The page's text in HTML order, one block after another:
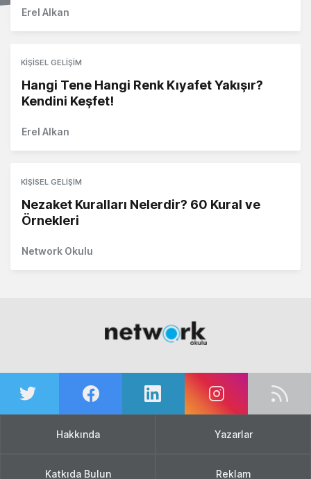
Erel Alkan
KIŞISEL GELIŞIM
Hangi Tene Hangi Renk Kıyafet Yakışır?
Kendini Keşfet!
Erel Alkan
KIŞISEL GELIŞIM
Nezaket Kuralları Nelerdir? 60 Kural ve
Örnekleri
Network Okulu
Hakkında Yazarlar
Katkıda Bulun Reklam